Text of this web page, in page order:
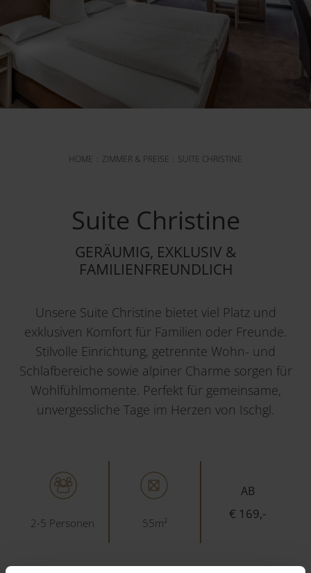
HOME ZIMMER & PREISE SUITE CHRISTINE
Suite Christine
GERÄUMIG, EXKLUSIV &
FAMILIENFREUNDLICH
Unsere Suite Christine bietet viel Platz und
exklusiven Komfort für Familien oder Freunde.
Stilvolle Einrichtung, getrennte Wohn- und
Schlafbereiche sowie alpiner Charme sorgen für
Wohlfühlmomente. Perfekt für gemeinsame,
unvergessliche Tage im Herzen von Ischgl.
2-5 Personen 55m²
AB
€ 169,-